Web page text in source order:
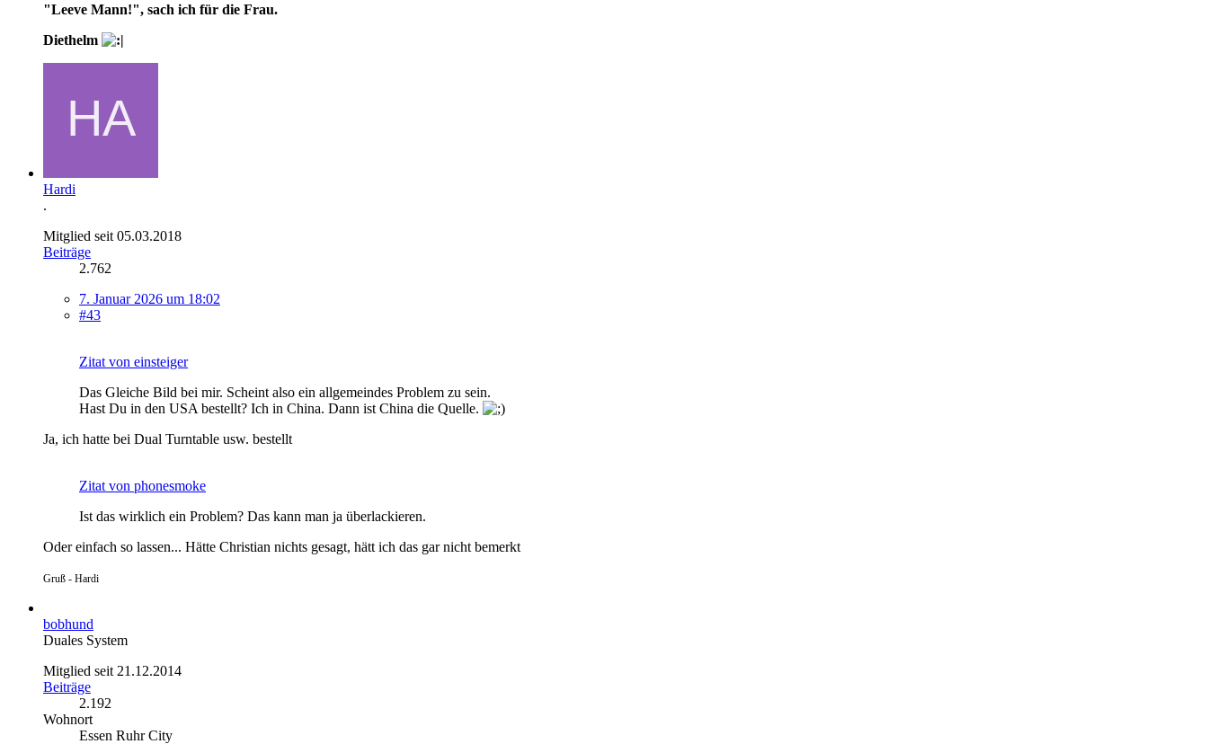
"Leeve Mann!", sach ich für die Frau.
Diethelm
Hardi
.
Mitglied seit 05.03.2018
Beiträge
2.762
7. Januar 2026 um 18:02
#43
Zitat von einsteiger
Das Gleiche Bild bei mir. Scheint also ein allgemeindes Problem zu sein.
Hast Du in den USA bestellt? Ich in China. Dann ist China die Quelle.
Ja, ich hatte bei Dual Turntable usw. bestellt
Zitat von phonesmoke
Ist das wirklich ein Problem? Das kann man ja überlackieren.
Oder einfach so lassen... Hätte Christian nichts gesagt, hätt ich das gar nicht bemerkt
Gruß - Hardi
bobhund
Duales System
Mitglied seit 21.12.2014
Beiträge
2.192
Wohnort
Essen Ruhr City